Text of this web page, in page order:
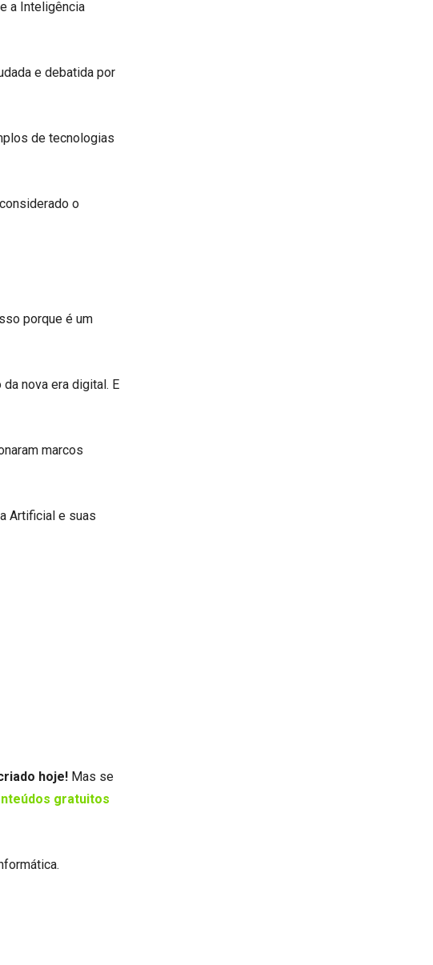
a Inteligência
e debatida por
de tecnologias
o
porque é um
nova era digital. E
marcos
Artificial e suas
hoje! Mas se
gratuitos